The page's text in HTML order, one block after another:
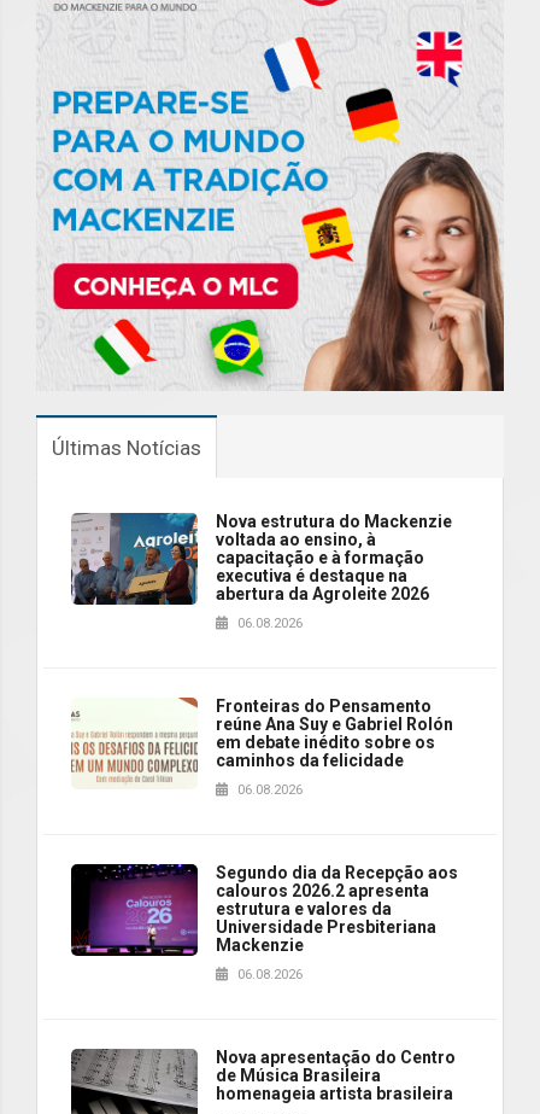
Últimas Notícias
Nova estrutura do Mackenzie
voltada ao ensino, à
capacitação e à formação
executiva é destaque na
abertura da Agroleite 2026
06.08.2026
Fronteiras do Pensamento
reúne Ana Suy e Gabriel Rolón
em debate inédito sobre os
caminhos da felicidade
06.08.2026
Segundo dia da Recepção aos
calouros 2026.2 apresenta
estrutura e valores da
Universidade Presbiteriana
Mackenzie
06.08.2026
Nova apresentação do Centro
de Música Brasileira
homenageia artista brasileira